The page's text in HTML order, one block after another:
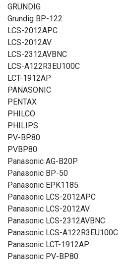
GRUNDIG
Grundig BP-122
LCS-2012APC
LCS-2012AV
LCS-2312AVBNC
LCS-A122R3EU100C
LCT-1912AP
PANASONIC
PENTAX
PHILCO
PHILIPS
PV-BP80
PVBP80
Panasonic AG-B20P
Panasonic BP-50
Panasonic EPK1185
Panasonic LCS-2012APC
Panasonic LCS-2012AV
Panasonic LCS-2312AVBNC
Panasonic LCS-A122R3EU100C
Panasonic LCT-1912AP
Panasonic PV-BP80